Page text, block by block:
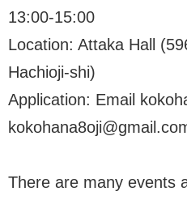
13:00-15:00
Location: Attaka Hall
Hachioji-shi)
Application: Email
There are many events